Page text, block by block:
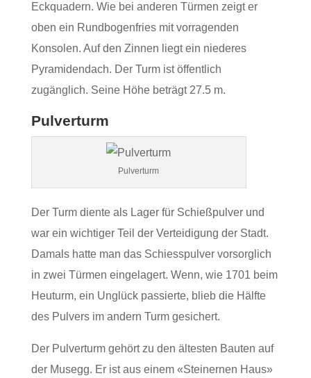
Eckquadern. Wie bei anderen Türmen zeigt er
oben ein Rundbogenfries mit vorragenden
Konsolen. Auf den Zinnen liegt ein niederes
Pyramidendach. Der Turm ist öffentlich
zugänglich. Seine Höhe beträgt 27.5 m.
Pulverturm
Pulverturm
Der Turm diente als Lager für Schießpulver und
war ein wichtiger Teil der Verteidigung der Stadt.
Damals hatte man das Schiesspulver vorsorglich
in zwei Türmen eingelagert. Wenn, wie 1701 beim
Heuturm, ein Unglück passierte, blieb die Hälfte
des Pulvers im andern Turm gesichert.
Der Pulverturm gehört zu den ältesten Bauten auf
der Musegg. Er ist aus einem «Steinernen Haus»